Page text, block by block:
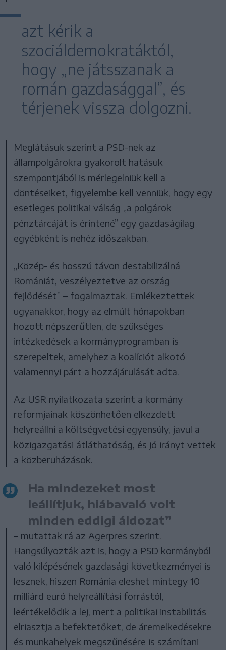
azt kérik a
szociáldemokratáktól,
hogy „ne játsszanak a
román gazdasággal”, és
térjenek vissza dolgozni.
Meglátásuk szerint a PSD-nek az
állampolgárokra gyakorolt hatásuk
szempontjából is mérlegelniük kell a
döntéseiket, figyelembe kell venniük, hogy egy
esetleges politikai válság „a polgárok
pénztárcáját is érintené” egy gazdaságilag
egyébként is nehéz időszakban.
„Közép- és hosszú távon destabilizálná
Romániát, veszélyeztetve az ország
fejlődését” – fogalmaztak. Emlékeztettek
ugyanakkor, hogy az elmúlt hónapokban
hozott népszerűtlen, de szükséges
intézkedések a kormányprogramban is
szerepeltek, amelyhez a koalíciót alkotó
valamennyi párt a hozzájárulását adta.
Az USR nyilatkozata szerint a kormány
reformjainak köszönhetően elkezdett
helyreállni a költségvetési egyensúly, javul a
közigazgatási átláthatóság, és jó irányt vettek
a közberuházások.
Ha mindezeket most
leállítjuk, hiábavaló volt
minden eddigi áldozat”
– mutattak rá az Agerpres szerint.
Hangsúlyozták azt is, hogy a PSD kormányból
való kilépésének gazdasági következményei is
lesznek, hiszen Románia eleshet mintegy 10
milliárd euró helyreállítási forrástól,
leértékelődik a lej, mert a politikai instabilitás
elriasztja a befektetőket, de áremelkedésekre
és munkahelyek megszűnésére is számítani